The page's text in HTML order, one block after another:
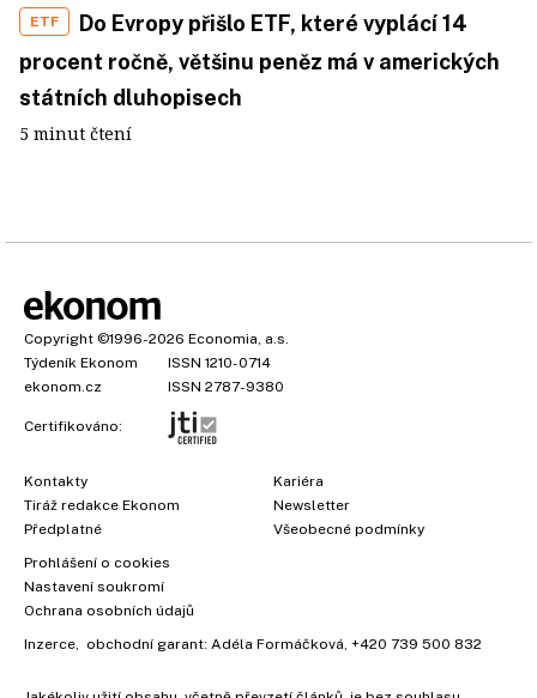
ETF
Do Evropy přišlo ETF, které vyplácí 14
procent ročně, většinu peněz má v amerických
státních dluhopisech
5 minut čtení
Copyright ©1996-2026 Economia, a.s.
Týdeník Ekonom
ISSN 1210-0714
ekonom.cz
ISSN 2787-9380
Certifikováno:
Kontakty
Tiráž redakce Ekonom
Předplatné
Kariéra
Newsletter
Všeobecné podmínky
Prohlášení o cookies
Nastavení soukromí
Ochrana osobních údajů
Inzerce , obchodní garant: Adéla Formáčková +420 739 500 832